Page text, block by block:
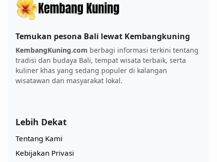
Temukan pesona Bali lewat Kembangkuning
KembangKuning.com berbagi informasi terkini tentang
tradisi dan budaya Bali, tempat wisata terbaik, serta
kuliner khas yang sedang populer di kalangan
wisatawan dan masyarakat lokal.
Lebih Dekat
Tentang Kami
Kebijakan Privasi